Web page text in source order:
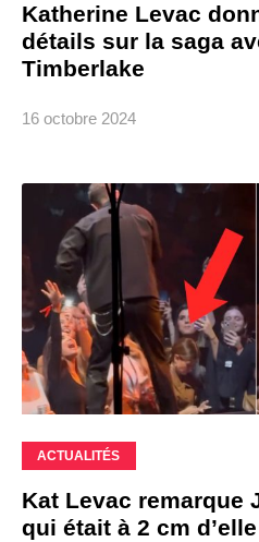
Katherine Levac
détails sur la saga
Timberlake
16 octobre 2024
ACTUALITÉS
Kat Levac remarque
qui était à 2 cm